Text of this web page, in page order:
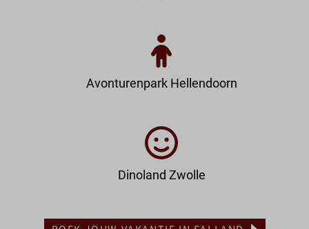
Avonturenpark Hellendoorn
Dinoland Zwolle